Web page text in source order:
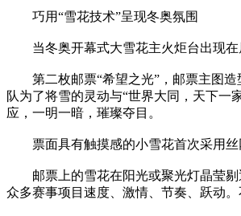
巧用“雪花技术”呈现冬奥氛围
当冬奥开幕式大雪花主火炬台出现在
第二枚邮票“希望之光”，邮票主图造
队为了将雪的灵动与“世界大同，天下
应，一明一暗，璀璨夺目。
票面具有触摸感的小雪花首次采用丝
邮票上的雪花在阳光或聚光灯晶莹剔
众多赛事项目速度、激情、节奏、跃动